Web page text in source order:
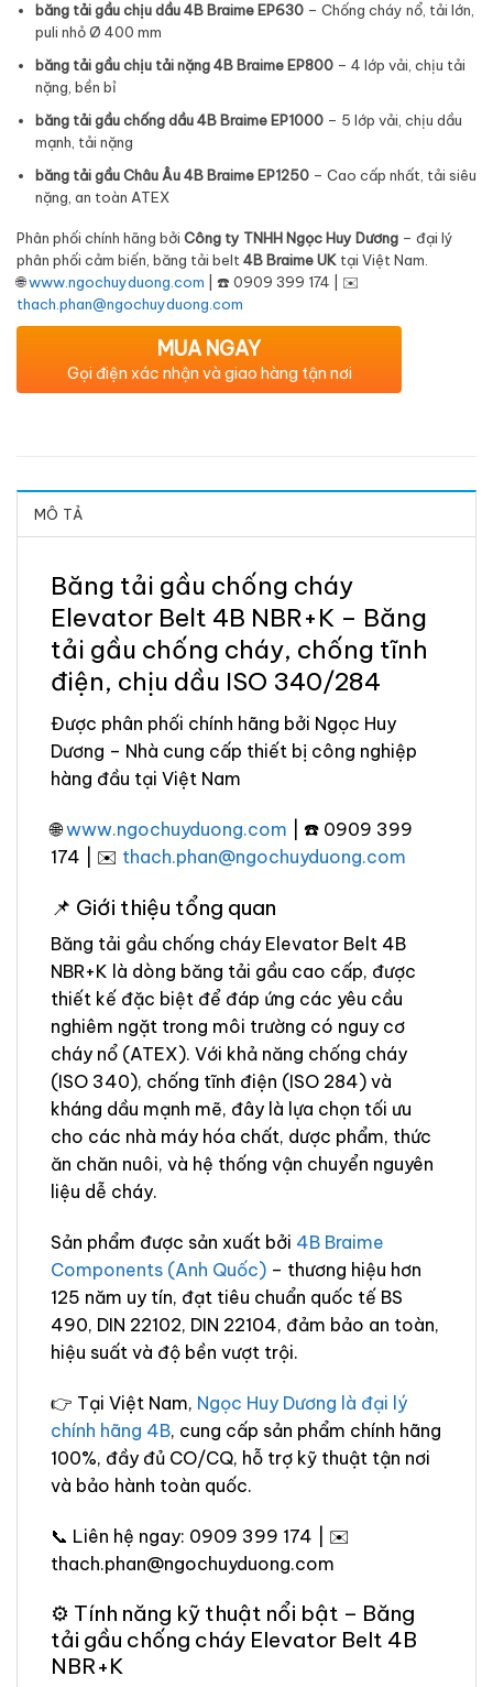
băng tải gầu chịu dầu 4B Braime EP630– Chống cháy nổ, tải lớn,
puli nhỏ Ø 400 mm
băng tải gầu chịu tải nặng 4B Braime EP800– 4 lớp vải, chịu tải
nặng, bền bỉ
băng tải gầu chống dầu 4B Braime EP1000– 5 lớp vải, chịu dầu
mạnh, tải nặng
băng tải gầu Châu Âu 4B Braime EP1250– Cao cấp nhất, tải siêu
nặng, an toàn ATEX
Phân phối chính hãng bởi Công ty TNHH Ngọc Huy Dương – đại lý
phân phối cảm biến, băng tải belt 4B Braime UK tại Việt Nam.
🌐www.ngochuyduong.com | ☎️ 0909 399 174 | ✉️
thach.phan@ngochuyduong.com
MUA NGAY
Gọi điện xác nhận và giao hàng tận nơi
MÔ TẢ
Băng tải gầu chống cháy
Elevator Belt 4B NBR+K – Băng
tải gầu chống cháy, chống tĩnh
điện, chịu dầu ISO 340/284
Được phân phối chính hãng bởi Ngọc Huy
Dương – Nhà cung cấp thiết bị công nghiệp
hàng đầu tại Việt Nam
🌐www.ngochuyduong.com | ☎️ 0909 399
174 | ✉️ thach.phan@ngochuyduong.com
📌 Giới thiệu tổng quan
Băng tải gầu chống cháy Elevator Belt 4B
NBR+K là dòng băng tải gầu cao cấp, được
thiết kế đặc biệt để đáp ứng các yêu cầu
nghiêm ngặt trong môi trường có nguy cơ
cháy nổ (ATEX). Với khả năng chống cháy
(ISO 340), chống tĩnh điện (ISO 284) và
kháng dầu mạnh mẽ, đây là lựa chọn tối ưu
cho các nhà máy hóa chất, dược phẩm, thức
ăn chăn nuôi, và hệ thống vận chuyển nguyên
liệu dễ cháy.
Sản phẩm được sản xuất bởi 4B Braime
Components (Anh Quốc) – thương hiệu hơn
125 năm uy tín, đạt tiêu chuẩn quốc tế BS
490, DIN 22102, DIN 22104, đảm bảo an toàn,
hiệu suất và độ bền vượt trội.
👉 Tại Việt Nam, Ngọc Huy Dương là đại lý
chính hãng 4B, cung cấp sản phẩm chính hãng
100%, đầy đủ CO/CQ, hỗ trợ kỹ thuật tận nơi
và bảo hành toàn quốc.
📞 Liên hệ ngay: 0909 399 174 | ✉️
thach.phan@ngochuyduong.com
⚙️ Tính năng kỹ thuật nổi bật – Băng
tải gầu chống cháy Elevator Belt 4B
NBR+K